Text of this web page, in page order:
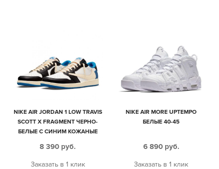
NIKE AIR JORDAN 1 LOW TRAVIS
SCOTT X FRAGMENT ЧЕРНО-
БЕЛЫЕ С СИНИМ КОЖАНЫЕ
8 390 руб.
Заказать в 1 клик
NIKE AIR MORE UPTEMPO
БЕЛЫЕ 40-45
6 890 руб.
Заказать в 1 клик